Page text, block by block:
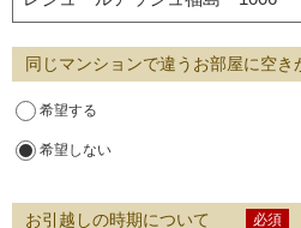
同じマンションで違うお部屋に空き
希望する
希望しない
お引越しの時期について 必須